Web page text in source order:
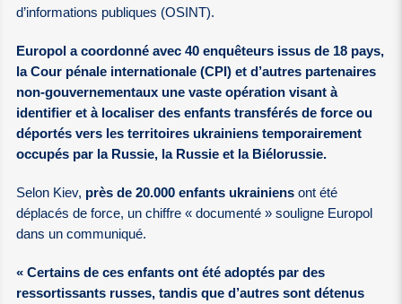
d’informations publiques (OSINT).
Europol a coordonné avec 40 enquêteurs issus de 18 pays,
la Cour pénale internationale (CPI) et d’autres partenaires
non-gouvernementaux une vaste opération visant à
identifier et à localiser des enfants transférés de force ou
déportés vers les territoires ukrainiens temporairement
occupés par la Russie, la Russie et la Biélorussie.
Selon Kiev, près de 20.000 enfants ukrainiens ont été
déplacés de force, un chiffre « documenté » souligne Europol
dans un communiqué.
« Certains de ces enfants ont été adoptés par des
ressortissants russes, tandis que d’autres sont détenus